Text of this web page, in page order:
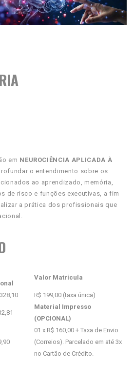
em NEUROCIÊNCIA APLICADA À
o entendimento sobre os
ao aprendizado, memória,
de risco e funções executivas, a fim
a prática dos profissionais que
Valor Matrícula
R$ 199,00 (taxa única)
Material Impresso
(OPCIONAL)
01 x R$ 160,00 + Taxa de Envio
(Correios). Parcelado em até 3x
no Cartão de Crédito.